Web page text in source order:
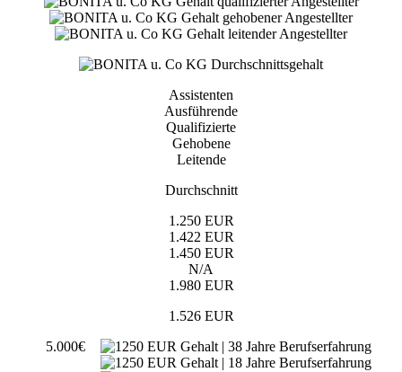
Assistenten
Ausführende
Qualifizierte
Gehobene
Leitende
Durchschnitt
1.250 EUR
1.422 EUR
1.450 EUR
N/A
1.980 EUR
1.526 EUR
5.000€